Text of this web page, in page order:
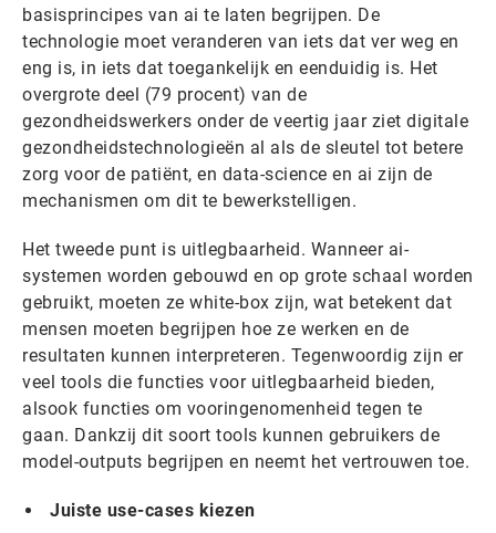
basisprincipes van ai te laten begrijpen. De
technologie moet veranderen van iets dat ver weg en
eng is, in iets dat toegankelijk en eenduidig is. Het
overgrote deel (79 procent) van de
gezondheidswerkers onder de veertig jaar ziet digitale
gezondheidstechnologieën al als de sleutel tot betere
zorg voor de patiënt, en data-science en ai zijn de
mechanismen om dit te bewerkstelligen.
Het tweede punt is uitlegbaarheid. Wanneer ai-
systemen worden gebouwd en op grote schaal worden
gebruikt, moeten ze white-box zijn, wat betekent dat
mensen moeten begrijpen hoe ze werken en de
resultaten kunnen interpreteren. Tegenwoordig zijn er
veel tools die functies voor uitlegbaarheid bieden,
alsook functies om vooringenomenheid tegen te
gaan. Dankzij dit soort tools kunnen gebruikers de
model-outputs begrijpen en neemt het vertrouwen toe.
Juiste use-cases kiezen